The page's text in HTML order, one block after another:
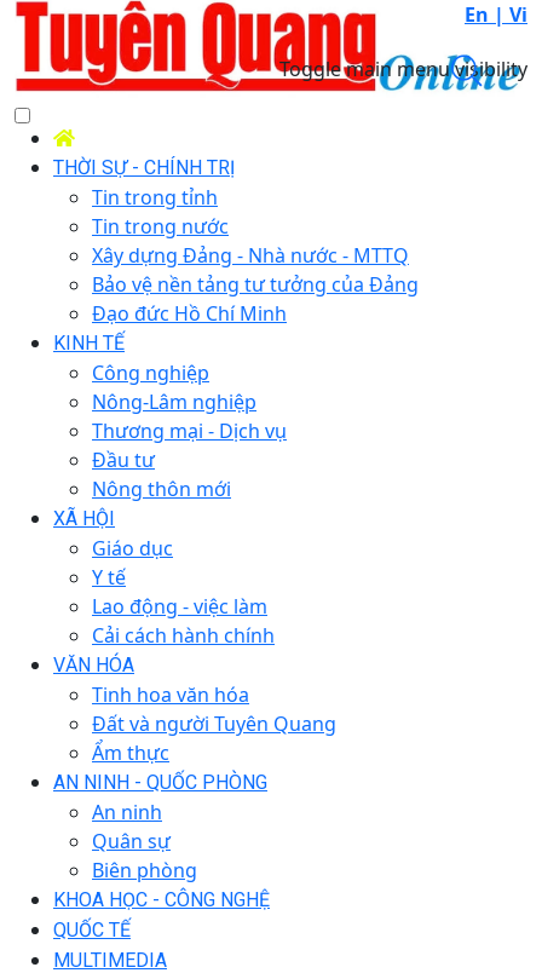
En | Vi
Toggle main menu visibility
THỜI SỰ - CHÍNH TRỊ
Tin trong tỉnh
Tin trong nước
Xây dựng Đảng - Nhà nước - MTTQ
Bảo vệ nền tảng tư tưởng của Đảng
Đạo đức Hồ Chí Minh
KINH TẾ
Công nghiệp
Nông-Lâm nghiệp
Thương mại - Dịch vụ
Đầu tư
Nông thôn mới
XÃ HỘI
Giáo dục
Y tế
Lao động - việc làm
Cải cách hành chính
VĂN HÓA
Tinh hoa văn hóa
Đất và người Tuyên Quang
Ẩm thực
AN NINH - QUỐC PHÒNG
An ninh
Quân sự
Biên phòng
KHOA HỌC - CÔNG NGHỆ
QUỐC TẾ
MULTIMEDIA